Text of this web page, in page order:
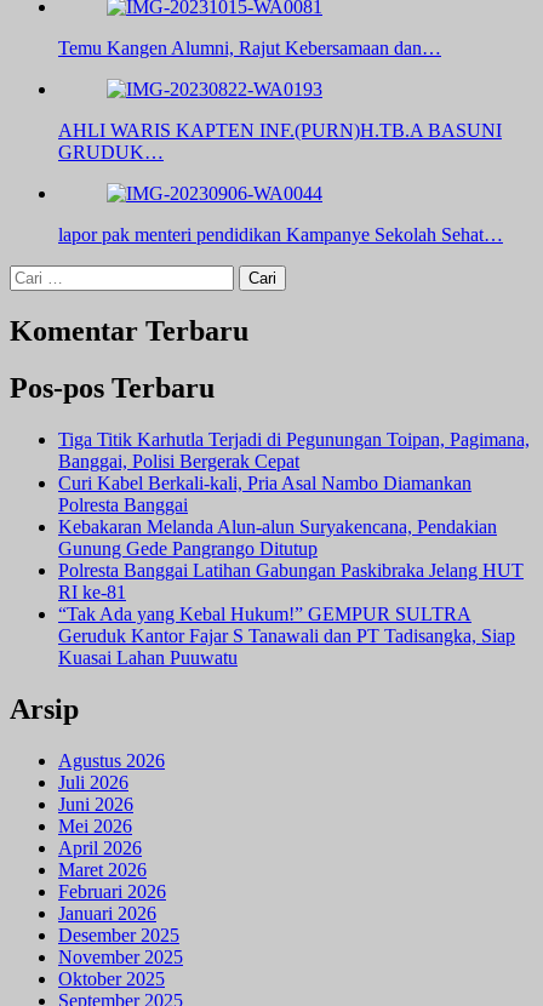
Temu Kangen Alumni, Rajut Kebersamaan dan…
AHLI WARIS KAPTEN INF.(PURN)H.TB.A BASUNI
GRUDUK…
lapor pak menteri pendidikan Kampanye Sekolah Sehat…
Cari
untuk:
Komentar Terbaru
Pos-pos Terbaru
Tiga Titik Karhutla Terjadi di Pegunungan Toipan, Pagimana,
Banggai, Polisi Bergerak Cepat
Curi Kabel Berkali-kali, Pria Asal Nambo Diamankan
Polresta Banggai
Kebakaran Melanda Alun-alun Suryakencana, Pendakian
Gunung Gede Pangrango Ditutup
Polresta Banggai Latihan Gabungan Paskibraka Jelang HUT
RI ke-81
“Tak Ada yang Kebal Hukum!” GEMPUR SULTRA
Geruduk Kantor Fajar S Tanawali dan PT Tadisangka, Siap
Kuasai Lahan Puuwatu
Arsip
Agustus 2026
Juli 2026
Juni 2026
Mei 2026
April 2026
Maret 2026
Februari 2026
Januari 2026
Desember 2025
November 2025
Oktober 2025
September 2025